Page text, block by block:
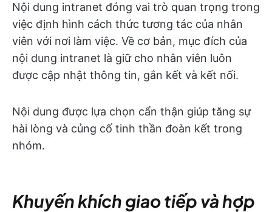
Nội dung intranet đóng vai trò quan trọng trong
việc định hình cách thức tương tác của nhân
viên với nơi làm việc. Về cơ bản, mục đích của
nội dung intranet là giữ cho nhân viên luôn
được cập nhật thông tin, gắn kết và kết nối.
Nội dung được lựa chọn cẩn thận giúp tăng sự
hài lòng và củng cố tinh thần đoàn kết trong
nhóm.
Khuyến khích giao tiếp và hợp